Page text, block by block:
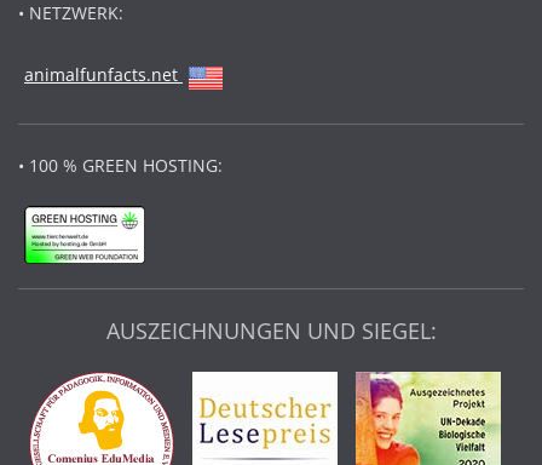
• NETZWERK:
animalfunfacts.net
• 100 % GREEN HOSTING:
AUSZEICHNUNGEN UND SIEGEL: